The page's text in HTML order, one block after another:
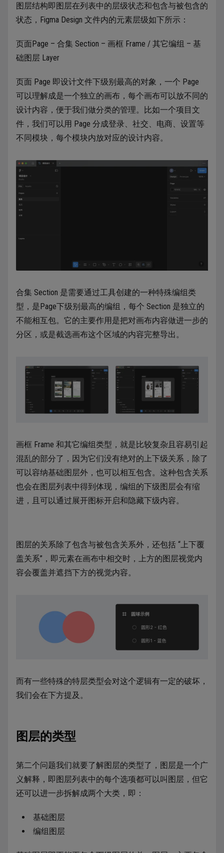
图层结构即图层在列表中的层级状态和包含与被包含的
状态，Figma Design 文件内的元素层级如下所示：
页面Page – 合集 Section – 画框 Frame / 其它编组 – 基
础图层 Layer
页面 Page 即设计文件下级别最高的对象，一个 Page
可以理解成是一个独立的画布，每个画布可以放不同的
设计内容，便于我们做分类的管理。比如一个项目文
件，我们可以用 Page 分成登录、社交、电商、设置等
不同模块，每个模块内放对应的设计内容。
合集 Section 是需要通过工具创建的一种特殊编组类
型，是Page下级别最高的编组，每个 Section 是独立的
不能相互包。它的主要作用是把对画布内容做进一步的
分区，或是截选画布这个区域的内容完整导出。
画框 Frame 和其它编组类型，就是比较复杂且容易引起
混乱的部分了，因为它们没有绝对的上下级关系，除了
可以容纳基础图层外，也可以相互包含。这种包含关系
也会在图层列表中得到体现，编组的下级图层会有缩
进，且可以通过展开图标开启和隐藏下级内容。
图层的关系除了包含与被包含关系外，还包括 “上下覆
盖关系”，即元素在画布中相交时，上方的图层视觉内
容会覆盖并遮挡下方的视觉内容。
而有一些特殊的特层类型会对这个逻辑有一定的破坏，
我们会在下方提及。
图层的类型
第二个问题我们就要了解图层的类型了，图层是一个广
义解释，即图层列表中的每个选项都可以叫图层，但它
还可以进一步拆解成两个大类，即：
基础图层
编组图层